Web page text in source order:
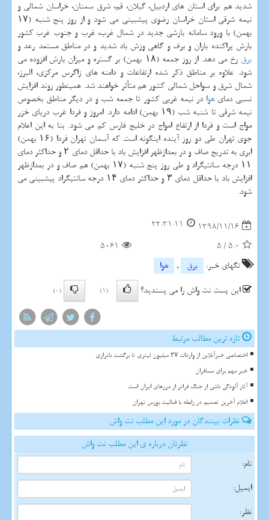
شدید هم برای استان های اردبیل، گیلان، قم، شرق سمنان، خراسان شمالی و
نیمه شرقی استان خراسان رضوی پیشبینی می شود و از روز پنج شنبه (۱۷
بهمن) با ورود سامانه بارشی جدید در شمال غرب، غرب و جنوب غرب كشور
بارش پراكنده باران و برف و گاهی وزش باد شدید و در مناطق مستعد رعد و
برق
رخ می دهد. از روز جمعه (۱۸ بهمن) بر گستره و میزان بارش افزوده می
شود. علاوه بر مناطق ذكر شده ارتفاعات و دامنه های زاگرس مركزی، البرز،
شمال شرق و سواحل شمالی كشور هم متأثر خواهند شد. همینطور روند افزایش
نسبی دمایهوا در نیمه غربی كشور تا جمعه شب و در دیگر مناطق بخصوص
نیمه شرقی تا شنبه شب (۱۹ بهمن) ادامه دارد. امروز و فردا غرب دریای خزر
مواج است و فردا از ارتفاع امواج در خلیج فارس كم می شود. بنا به این اعلام
جوی تهران طی دو روز آینده اینگونه است كه آسمان تهران فردا (۱۶ بهمن)
ابری به تدریج صاف و در بعدازظهر افزایش باد با حداقل دمای ۲ و حداكثر دمای
۱۱ درجه سانتیگراد و طی روز پنج شنبه (۱۷ بهمن) هم صاف و در بعدازظهر
افزایش باد با حداقل دمای ۳ و حداكثر دمای ۱۴ درجه سانتیگراد پیشبینی می
شود.
1398/11/16
23:31:11
5.0
/
5
5061
تگهای خبر:
برق ,
هوا
این پست نت واش را می پسندید؟
(1)
(0)
تازه ترین مطالب مرتبط
اختصاصی خبرآنلاین از واردات ۲۷ میلیون لیتری تا برگشت ناترازی
خبر مهم برای مسافران
آثار آلودگی ناشی از جنگ فراتر از مرزهای ایران است
اعلام آخرین تصمیم در رابطه با فعالیت بورس تهران
نظرات بینندگان در مورد این مطلب نت واش
نظرتان درباره ی این مطلب نت واش
نام:
ایمیل:
نظر: